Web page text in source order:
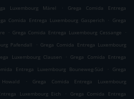
Luxembourg Märel .
Grega Comida Entrega
Comida Entrega Luxembourg Gasperich . Grega
. Grega Comida Entrega Luxembourg Cessange
.
Pafendall
. Grega Comida Entrega Luxembourg
Luxembourg Clausen . Grega Comida Entrega
Entrega Luxembourg Bouneweg-Süd .
Grega
.
Grega Comida Entrega Luxembourg
Luxembourg Eich .
Grega Comida Entrega